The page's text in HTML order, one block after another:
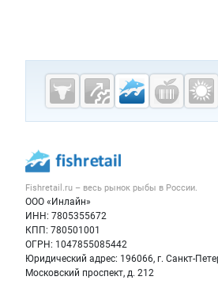
Дополнительная
Cсылки на полезные
Fishretail.ru —
рыба,
Важные разделы и
Fishretail.ru – весь рынок рыбы в России.
ООО «Инлайн»
ИНН: 7805355672
КПП: 780501001
ОГРН: 1047855085442
Юридический адрес: 196066, г. Санкт-
Московский проспект, д. 212